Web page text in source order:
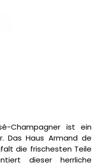
Champagner ist ein
Das Haus Armand de
die frischesten Teile
dieser herrliche